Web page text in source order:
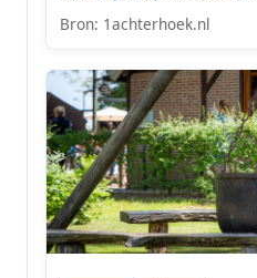
Bron: 1achterhoek.nl